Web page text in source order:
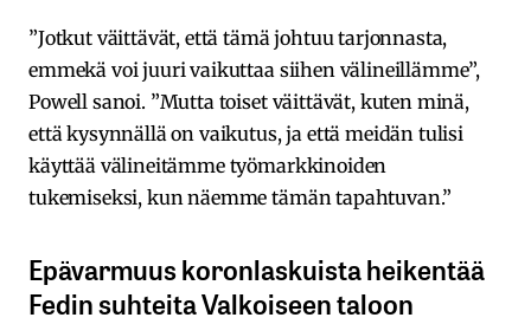
”Jotkut väittävät, että tämä johtuu tarjonnasta,
emmekä voi juuri vaikuttaa siihen välineillämme”,
Powell sanoi. ”Mutta toiset väittävät, kuten minä,
että kysynnällä on vaikutus, ja että meidän tulisi
käyttää välineitämme työmarkkinoiden
tukemiseksi, kun näemme tämän tapahtuvan.”
Epävarmuus koronlaskuista heikentää
Fedin suhteita Valkoiseen taloon